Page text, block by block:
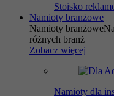
Stoisko
Namioty branżowe
Namioty branżowe
różnych branż
Zobacz więcej
Namioty dla